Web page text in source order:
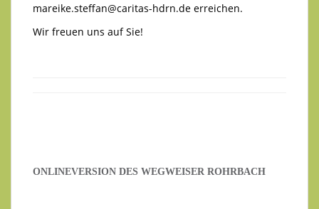
mareike.steffan@caritas-hdrn.de erreichen.
Wir freuen uns auf Sie!
ONLINEVERSION DES WEGWEISER ROHRBACH